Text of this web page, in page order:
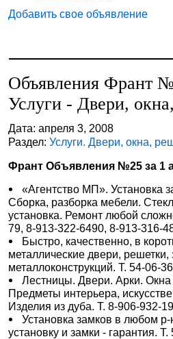
Добавить свое объявление
Объявления Франт
Услуги - Двери,
Дата: апреля 3, 2008
Раздел:Услуги. Двери, окна,
Франт Объявления №25 за 1
«Агентство МП». Установка
Сборка, разборка мебели.
установка. Ремонт любой
79, 8-913-322-6490, 8-913-316-
Быстро, качественно, в
металлические двери,
металлоконструкций. Т. 54-06-
Лестницы. Двери. Арки. Окна
Предметы интерьера,
Изделия из дуба. Т. 8-906-932-
Установка замков в любом
установку и замки - гарантия.